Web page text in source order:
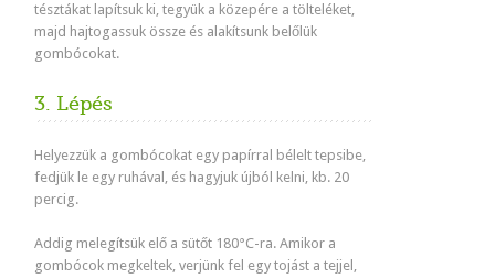
tésztákat lapítsuk ki, tegyük a közepére a tölteléket,
majd hajtogassuk össze és alakítsunk belőlük
gombócokat.
3. Lépés
Helyezzük a gombócokat egy papírral bélelt tepsibe,
fedjük le egy ruhával, és hagyjuk újból kelni, kb. 20
percig.
Addig melegítsük elő a sütőt 180°C-ra. Amikor a
gombócok megkeltek, verjünk fel egy tojást a tejjel,